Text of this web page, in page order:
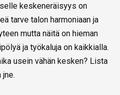
keskeneräisyys on
tarve talon harmoniaan ja
mutta näitä on hieman
ja työkaluja on kaikkialla.
usein vähän kesken? Lista
jne.